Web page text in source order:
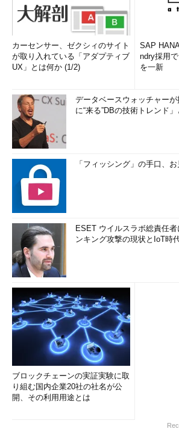
カーセンサー、ゼクシィのサイト
が取り入れている「アダプティブ
UX」とは何か (1/2)
SAP
ndry採用
を一新
データベースウォッチャー
に“来る”DBの技術トレンド
「フィッシング」の手口、
ESET ウイルスラボ総責任
ンキング攻撃の現状とIoT時
ブロックチェーンの実証実験に取
り組む国内企業20社の社名が公
開、その利用用途とは